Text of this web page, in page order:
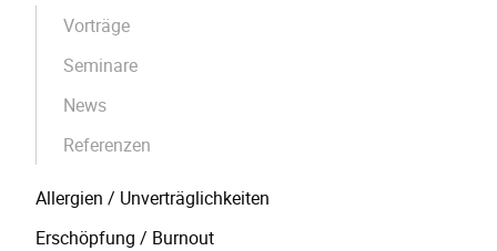
Vorträge
Seminare
News
Referenzen
Allergien / Unverträglichkeiten
Erschöpfung / Burnout